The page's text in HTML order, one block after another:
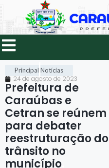
Principal Notícias
24 de agosto de 2023
Prefeitura de
Caraúbas e
Cetran se reúnem
para debater
reestruturação do
trânsito no
município